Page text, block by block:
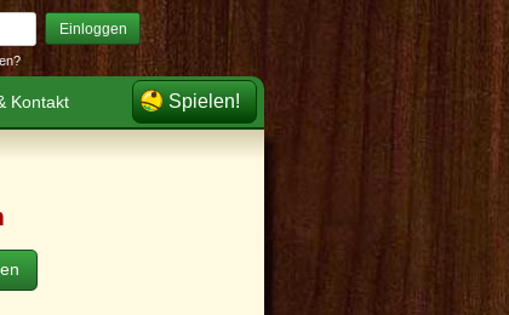
Einloggen
Kontakt Spielen!